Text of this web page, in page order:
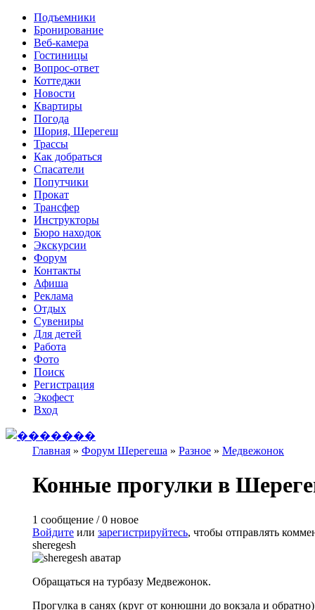
Перейти к основному содержанию
Подъемники
Бронирование
Веб-камера
Гостиницы
Вопрос-ответ
Коттеджи
Новости
Квартиры
Погода
Шория, Шерегеш
Трассы
Как добраться
Спасатели
Попутчики
Прокат
Трансфер
Инструкторы
Бюро находок
Экскурсии
Форум
Контакты
Афиша
Реклама
Отдых
Сувениры
Для детей
Работа
Фото
Поиск
Регистрация
Экофест
Вход
Главная » Форум Шерегеша » Разное » Медвежонок
Конные прогулки в
1 сообщение / 0 новое
Войдите или зарегистрируйтесь, чтобы отправлять
sheregesh
Обращаться на турбазу Медвежонок.
Прогулка в санях (круг от конюшни до вокзала и